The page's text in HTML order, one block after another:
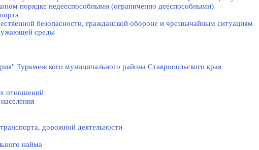
порядке недееспособными (ограниченно дееспособными)
безопасности, гражданской оборонe и чрезвычайным ситуациям
среды
Туркменского муниципального района Ставропольского края
отношений
дорожной деятельности
найма